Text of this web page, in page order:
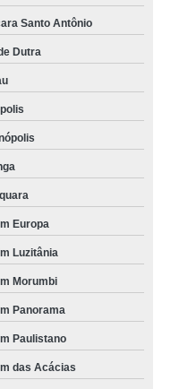
Arvore
Verde
Vila Albertina
Santo Antônio
Dutra
Europa
Luzitânia
Morumbi
Panorama
Paulistano
das Acácias